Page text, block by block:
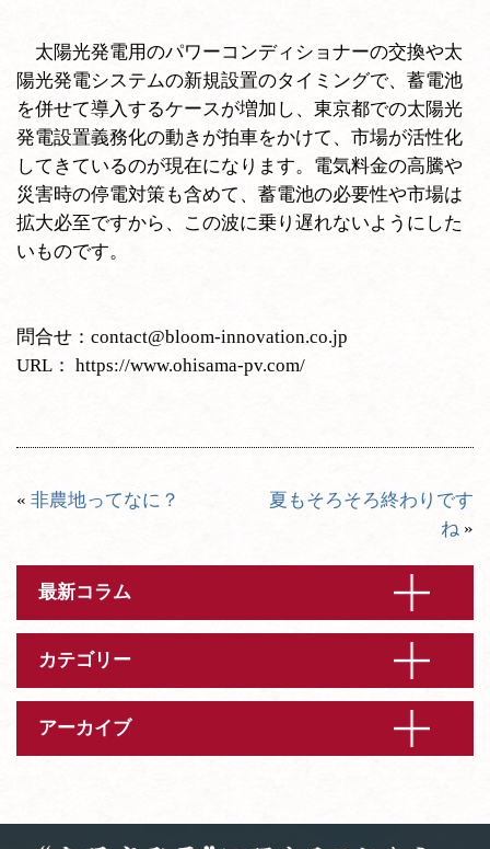
太陽光発電用のパワーコンディショナーの交換や太
陽光発電システムの新規設置のタイミングで、蓄電池
を併せて導入するケースが増加し、東京都での太陽光
発電設置義務化の動きが拍車をかけて、市場が活性化
してきているのが現在になります。電気料金の高騰や
災害時の停電対策も含めて、蓄電池の必要性や市場は
拡大必至ですから、この波に乗り遅れないようにした
いものです。
問合せ： contact@bloom-innovation.co.jp
URL： https://www.ohisama-pv.com/
« 非農地ってなに？
夏もそろそろ終わりです
ね »
最新コラム
カテゴリー
アーカイブ